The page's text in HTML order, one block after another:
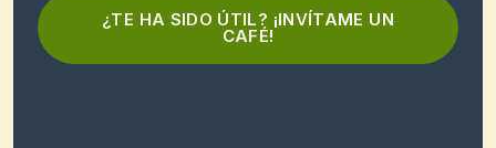
¿TE HA SIDO ÚTIL? ¡INVÍTAME UN
CAFÉ!